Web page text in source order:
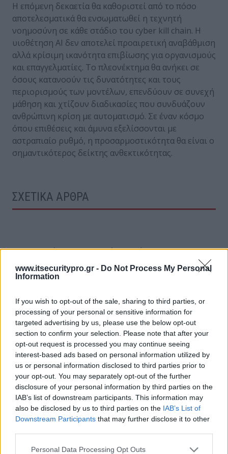
www.itsecuritypro.gr - Do Not Process My Personal
Information
If you wish to opt-out of the sale, sharing to third parties, or
processing of your personal or sensitive information for
targeted advertising by us, please use the below opt-out
section to confirm your selection. Please note that after your
opt-out request is processed you may continue seeing
interest-based ads based on personal information utilized by
us or personal information disclosed to third parties prior to
your opt-out. You may separately opt-out of the further
disclosure of your personal information by third parties on the
IAB’s list of downstream participants. This information may
also be disclosed by us to third parties on the IAB’s List of
Downstream Participants that may further disclose it to other
Personal Data Processing Opt Outs
Η επόμενη δεκαετία θα καθοριστεί από το πόσο
αποτελεσματικά θα ενσωματωθεί η τεχνητή
νοημοσύνη σε κάθε στάδιο του cyber kill chain. Η
υιοθέτηση AI δεν αποτελεί προαιρετική αναβάθμιση
αλλά κρίσιμη ικανότητα επιβίωσης για οργανισμούς
και επαγγελματίες. Το πλεονέκτημα θα ανήκει σε
όσους κατανοούν τις δυνατότητες και τους
περιορισμούς των μοντέλων, επενδύουν σε συνεχή
μάθηση και χτίζουν διαδικασίες που συνδυάζουν
ανθρώπινη κρίση με αυτοματισμό. Σε έναν κόσμο
όπου επιθέσεις και άμυνα εξελίσσονται με
αστραπιαίο ρυθμό, η προσαρμοστικότητα θα είναι ο
σημαντικότερος δείκτης ανθεκτικότητας.
ΣΧΕΤΙΚΑ ΑΡΘΡΑ
Υπερψηφίστηκε το σχέδιο Νόμου για το
Εθνικό Εφαρμοστικό Πλαίσιο του
Κανονισμού για την Τεχνητή Νοημοσύνη (AI
Η τεχνητή νοημοσύνη ενισχύει τις
δυνατότητες των κυβερνοεγκληματιών
σύμφωνα με έκθεση της ESET για το τοπίο
των απειλών
Ο CISO στον κόσμο των πραγματικών
επιθέσεων
ΕΓΓΡΑΦΗ ΣΤΟ NEWSLETTER